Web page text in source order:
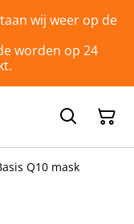
wij weer op de
worden op 24
Q10 mask